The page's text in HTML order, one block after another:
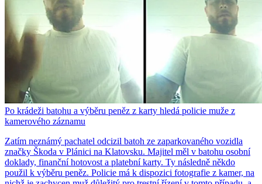
Po krádeži batohu a výběru peněz z karty hledá policie muže z
kamerového záznamu
Zatím neznámý pachatel odcizil batoh ze zaparkovaného vozidla
značky Škoda v Plánici na Klatovsku. Majitel měl v batohu osobní
doklady, finanční hotovost a platební karty. Ty následně někdo
použil k výběru peněz. Policie má k dispozici fotografie z kamer, na